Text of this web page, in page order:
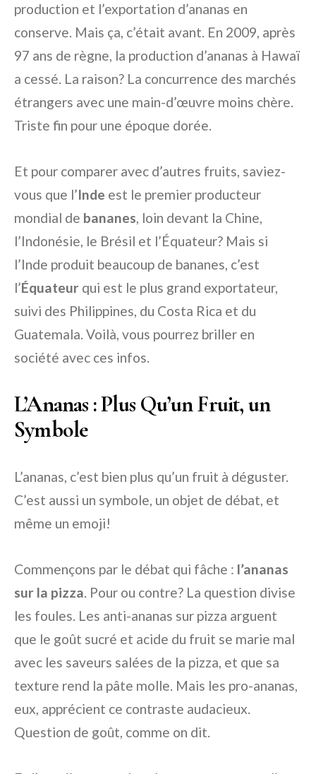
production et l’exportation d’ananas en
conserve. Mais ça, c’était avant. En 2009, après
97 ans de règne, la production d’ananas à Hawaï
a cessé. La raison? La concurrence des marchés
étrangers avec une main-d’œuvre moins chère.
Triste fin pour une époque dorée.
Et pour comparer avec d’autres fruits, saviez-
vous que l’Inde est le premier producteur
mondial de bananes, loin devant la Chine,
l’Indonésie, le Brésil et l’Équateur? Mais si
l’Inde produit beaucoup de bananes, c’est
l’Équateur qui est le plus grand exportateur,
suivi des Philippines, du Costa Rica et du
Guatemala. Voilà, vous pourrez briller en
société avec ces infos.
L’Ananas : Plus Qu’un Fruit, un
Symbole
L’ananas, c’est bien plus qu’un fruit à déguster.
C’est aussi un symbole, un objet de débat, et
même un emoji!
Commençons par le débat qui fâche : l’ananas
sur la pizza. Pour ou contre? La question divise
les foules. Les anti-ananas sur pizza arguent
que le goût sucré et acide du fruit se marie mal
avec les saveurs salées de la pizza, et que sa
texture rend la pâte molle. Mais les pro-ananas,
eux, apprécient ce contraste audacieux.
Question de goût, comme on dit.